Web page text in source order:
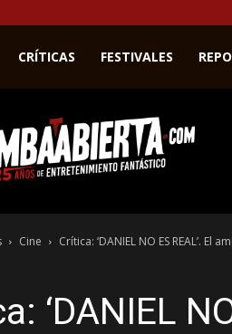
CRÍTICAS FESTIVALES
Cine Crítica: ‘DANIEL NO ES REAL’. El
‘DANIEL